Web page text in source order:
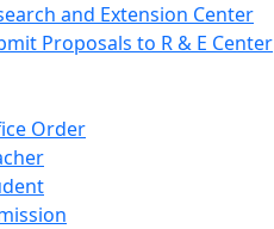
and Extension Center
Proposals to R & E Center
Order